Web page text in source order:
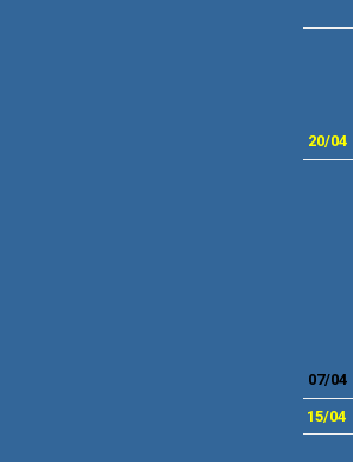
20/04
07/04
15/04